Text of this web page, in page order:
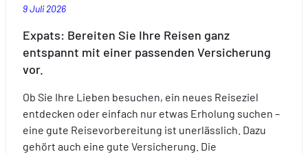
9 Juli 2026
Expats: Bereiten Sie Ihre Reisen ganz
entspannt mit einer passenden Versicherung
vor.
Ob Sie Ihre Lieben besuchen, ein neues Reiseziel
entdecken oder einfach nur etwas Erholung suchen –
eine gute Reisevorbereitung ist unerlässlich. Dazu
gehört auch eine gute Versicherung. Die